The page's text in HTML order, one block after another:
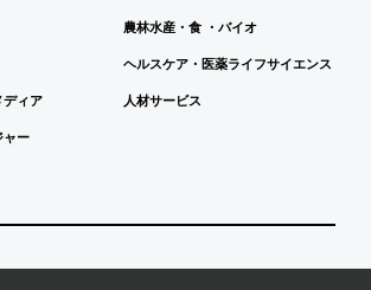
ディア
ャー
農林水産・食 ・バイオ
ヘルスケア・医薬ライフサイエンス
人材サービス